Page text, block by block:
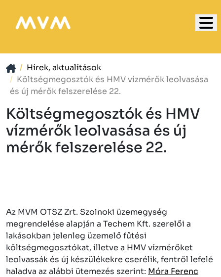
Hírek, aktualítások
Költségmegosztók és HMV vízmérők leolvasása
és új mérők felszerelése 22.
Költségmegosztók és HMV
vízmérők leolvasása és új
mérők felszerelése 22.
Az MVM OTSZ Zrt. Szolnoki üzemegység
megrendelése alapján a Techem Kft. szerelői a
lakásokban jelenleg üzemelő fűtési
költségmegosztókat, illetve a HMV vízmérőket
leolvassák és új készülékekre cserélik, fentről lefelé
haladva az alábbi ütemezés szerint: Móra Ferenc